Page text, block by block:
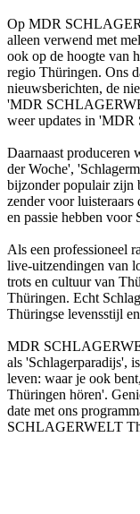
Op MDR
alleen verwend met
ook op de hoogte van
regio Thüringen. Ons
nieuwsberichten, de
'MDR
weer updates in
Daarnaast produceren
der Woche',
bijzonder populair zijn
zender voor luisteraars
en passie hebben voor
Als een professioneel
live-uitzendingen van
trots en cultuur van
Thüringen. Echt
Thüringse levensstijl
MDR
als 'Schlagerparadijs',
leven: waar je ook
Thüringen hören'.
date met ons
SCHLAGERWELT